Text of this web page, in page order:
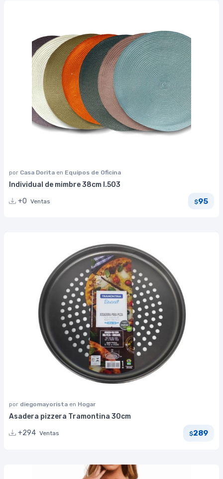
por Casa Dorita en Equipos de Oficina
Individual de mimbre 38cm I.503
+0 Ventas $95
por diegomayorista en Hogar
Asadera pizzera Tramontina 30cm
+294 Ventas $289